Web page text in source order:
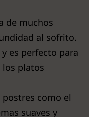
de muchos
al sofrito.
es perfecto para
los platos
como el
suaves y